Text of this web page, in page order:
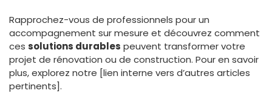
Rapprochez-vous de professionnels pour un
accompagnement sur mesure et découvrez comment
ces solutions durables peuvent transformer votre
projet de rénovation ou de construction. Pour en savoir
plus, explorez notre [lien interne vers d’autres articles
pertinents].